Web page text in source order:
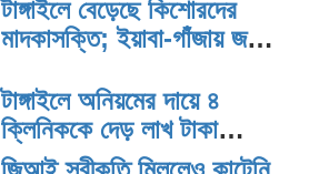
টাঙ্গাইলে বেড়েছে কিশোরদের
মাদকাসক্তি; ইয়াবা-গাঁজায় জড়িয়ে
টাঙ্গাইলে অনিয়মের দায়ে ৪
ক্লিনিককে দেড় লাখ টাকা
জরিমানা